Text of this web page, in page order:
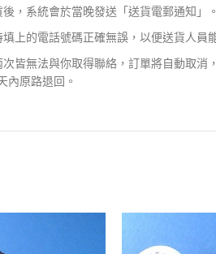
，系統會於當晚發送「送貨電郵通知」。
上的電話號碼正確無誤，以便送貨人員
皆無法與你取得聯絡，訂單將自動取消
內原路退回。